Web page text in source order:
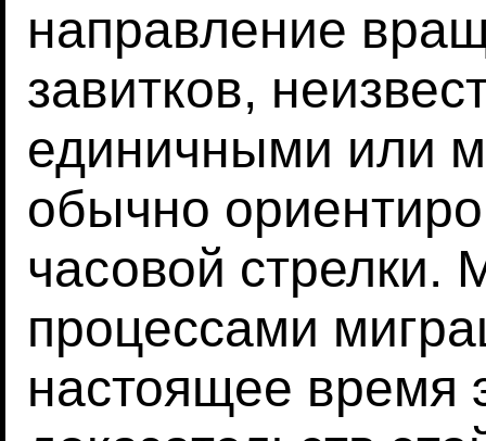
направление
завитков,
единичными или
обычно
часовой стрелки.
процессами
настоящее время